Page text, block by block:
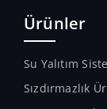
Ürünler
Su Yalıtım
Sızdırmazlık